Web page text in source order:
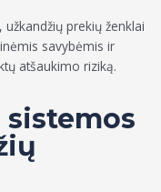
prekių ženklai
savybėmis ir
atšaukimo riziką.